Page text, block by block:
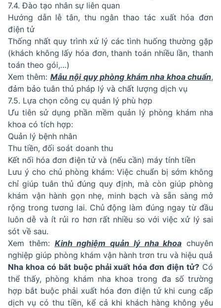
7.4. Đào tạo nhân sự liên quan
Hướng dẫn lễ tân, thu ngân thao tác xuất hóa đơn
điện tử
Thống nhất quy trình xử lý các tình huống thường gặp
(khách không lấy hóa đơn, thanh toán nhiều lần, thanh
toán theo gói,…)
Xem thêm: Mẫu nội quy phòng khám nha khoa chuẩn,
đảm bảo tuân thủ pháp lý và chất lượng dịch vụ
7.5. Lựa chọn công cụ quản lý phù hợp
Ưu tiên sử dụng phần mềm quản lý phòng khám nha
khoa có tích hợp:
Quản lý bệnh nhân
Thu tiền, đối soát doanh thu
Kết nối hóa đơn điện tử và (nếu cần) máy tính tiền
Lưu ý cho chủ phòng khám: Việc chuẩn bị sớm không
chỉ giúp tuân thủ đúng quy định, mà còn giúp phòng
khám vận hành gọn nhẹ, minh bạch và sẵn sàng mở
rộng trong tương lai. Chủ động làm đúng ngay từ đầu
luôn dễ và ít rủi ro hơn rất nhiều so với việc xử lý sai
sót về sau.
Xem thêm: Kinh nghiệm quản lý nha khoa chuyên
nghiệp giúp phòng khám vận hành trơn tru và hiệu quả
Nha khoa có bắt buộc phải xuất hóa đơn điện tử? Có
thể thấy, phòng khám nha khoa trong đa số trường
hợp bắt buộc phải xuất hóa đơn điện tử khi cung cấp
dịch vụ có thu tiền, kể cả khi khách hàng không yêu